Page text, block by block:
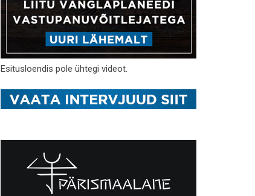
Esitusloendis pole ühtegi videot.